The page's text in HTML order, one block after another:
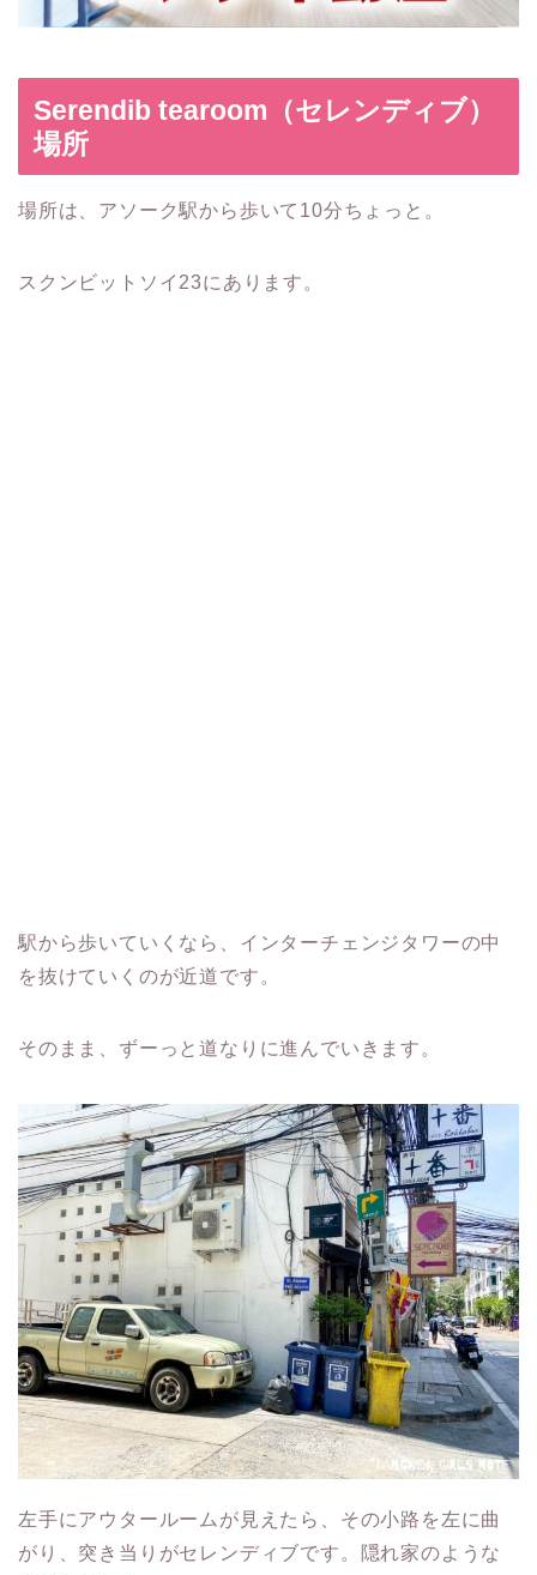
Serendib tearoom（セレンディブ）
場所
場所は、アソーク駅から歩いて10分ちょっと。
スクンビットソイ23にあります。
駅から歩いていくなら、インターチェンジタワーの中
を抜けていくのが近道です。
そのまま、ずーっと道なりに進んでいきます。
左手にアウタールームが見えたら、その小路を左に曲
がり、突き当りがセレンディブです。隠れ家のような